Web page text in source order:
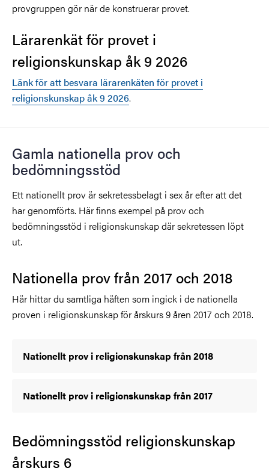
provgruppen gör när de konstruerar provet.
Lärarenkät för provet i
religionskunskap åk 9 2026
Länk för att besvara lärarenkäten för provet i
religionskunskap åk 9 2026.
Gamla nationella prov och
bedömningsstöd
Ett nationellt prov är sekretessbelagt i sex år efter att det
har genomförts. Här finns exempel på prov och
bedömningsstöd i religionskunskap där sekretessen löpt
ut.
Nationella prov från 2017 och 2018
Här hittar du samtliga häften som ingick i de nationella
proven i religionskunskap för årskurs 9 åren 2017 och 2018.
Nationellt prov i religionskunskap från 2018
Nationellt prov i religionskunskap från 2017
Bedömningsstöd religionskunskap
årskurs 6